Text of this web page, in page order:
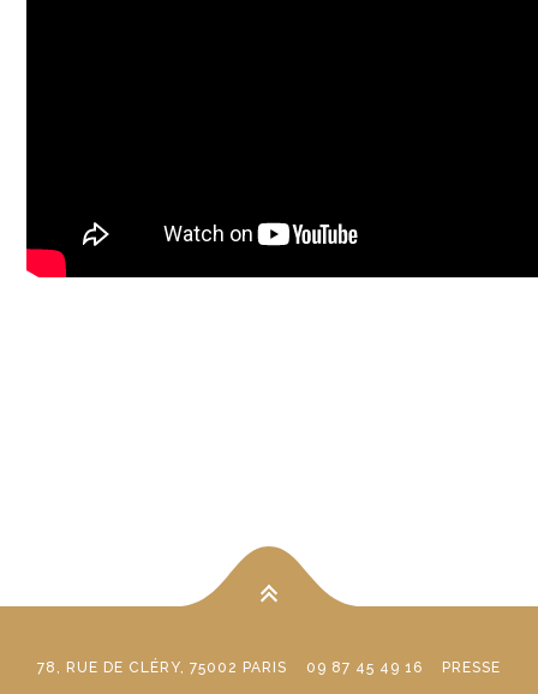
78, RUE DE CLÉRY, 75002 PARIS 09 87 45 49 16 PRESSE